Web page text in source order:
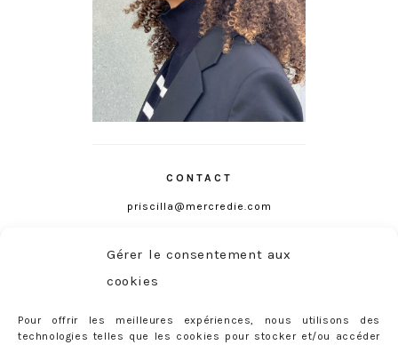
Gérer le consentement aux
cookies
Pour offrir les meilleures expériences, nous utilisons des
technologies telles que les cookies pour stocker et/ou accéder
CONTACT
priscilla@mercredie.com
mercredie